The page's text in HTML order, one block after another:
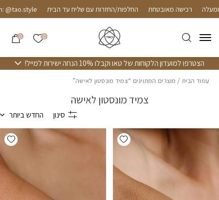
Skip to Contentרכישה מאובטחת החלפות/החזרות עם שליח עד הבית
0 הרשימה
0
הצטרפו למועדון הלקוחות של טאו וקבלו 10% הנחה ישירות למייל!
עמוד הבית / מוצרים המתויגים “צמיד מונסטון לאישה”
צמיד מונסטון לאישה
סינון החדש ביותר
Add wishlist
בחזרה למעלה